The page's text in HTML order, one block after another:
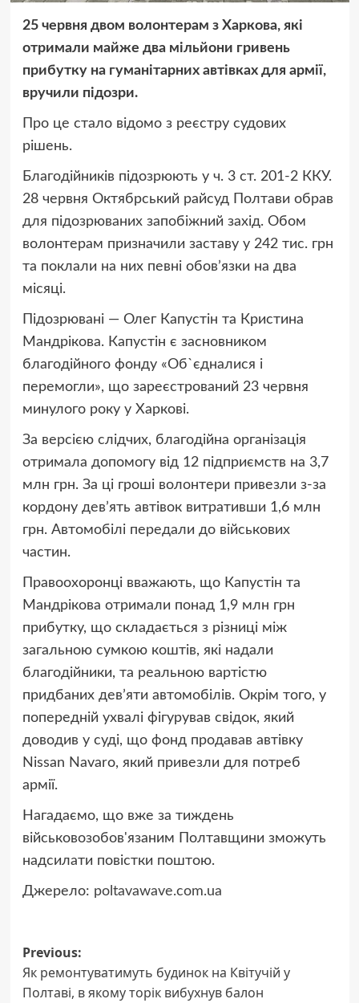
25 червня двом волонтерам з Харкова, які
отримали майже два мільйони гривень
прибутку на гуманітарних автівках для армії,
вручили підозри.
Про це стало відомо з реєстру судових
рішень.
Благодійників підозрюють у ч. 3 ст. 201-2 ККУ.
28 червня Октябрський райсуд Полтави обрав
для підозрюваних запобіжний захід. Обом
волонтерам призначили заставу у 242 тис. грн
та поклали на них певні обовʼязки на два
місяці.
Підозрювані — Олег Капустін та Кристина
Мандрікова. Капустін є засновником
благодійного фонду «Об`єдналися і
перемогли», що зареєстрований 23 червня
минулого року у Харкові.
За версією слідчих, благодійна організація
отримала допомогу від 12 підприємств на 3,7
млн грн. За ці гроші волонтери привезли з-за
кордону девʼять автівок витративши 1,6 млн
грн. Автомобілі передали до військових
частин.
Правоохоронці вважають, що Капустін та
Мандрікова отримали понад 1,9 млн грн
прибутку, що складається з різниці між
загальною сумкою коштів, які надали
благодійники, та реальною вартістю
придбаних девʼяти автомобілів. Окрім того, у
попередній ухвалі фігурував свідок, який
доводив у суді, що фонд продавав автівку
Nissan Navaro, який привезли для потреб
армії.
Нагадаємо, що вже за тиждень
військовозобов'язаним Полтавщини зможуть
надсилати повістки поштою.
Джерело: poltavawave.com.ua
Post
navigation
Previous:
Як ремонтуватимуть будинок на Квітучій у
Полтаві, в якому торік вибухнув балон